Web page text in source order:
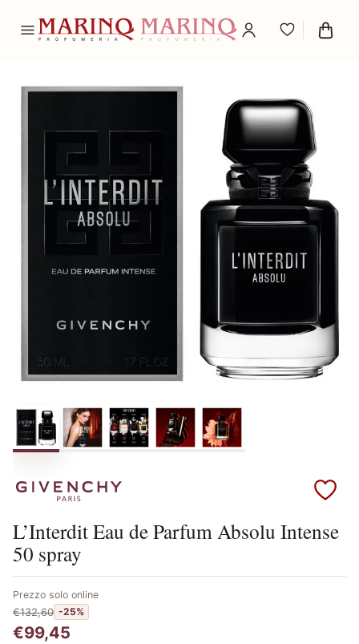
Scopri i prodotti Givenchy
L’Interdit Eau de Parfum Absolu Intense
50 spray
Prezzo solo online
€132,60 -25%
€99,45